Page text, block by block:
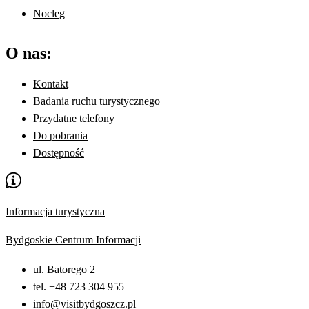
Nocleg
O nas:
Kontakt
Badania ruchu turystycznego
Przydatne telefony
Do pobrania
Dostępność
Informacja turystyczna
Bydgoskie Centrum Informacji
ul. Batorego 2
tel. +48 723 304 955
info@visitbydgoszcz.pl